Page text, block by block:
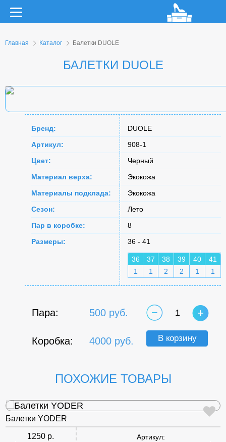
Главная Каталог Балетки DUOLE
БАЛЕТКИ DUOLE
Бренд:
DUOLE
Артикул:
908-1
Цвет:
Черный
Материал верха:
Экокожа
Материалы подклада:
Экокожа
Сезон:
Лето
Пар в коробке:
8
Размеры:
36 - 41
36 37 38 39 40
41
1
1 2 2 1 1
Пара: 500 руб.
Коробка: 4000 руб.
1
В корзину
ПОХОЖИЕ ТОВАРЫ
Балетки YODER
1250 р.
Артикул: